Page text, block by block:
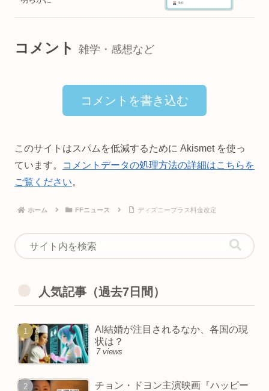
コメント 雑学・感想など
コメントを書き込む
このサイトはスパムを低減するために Akismet を使っ
ています。
コメントデータの処理方法の詳細はこちらを
ご覧ください。
ホーム FFニュース ディズニープラス料金改定
人気記事（過去7日間）
AI結婚が注目されるなか、各国の現
状は？
7 views
チョン・ドヨン主演映画『ハッピー